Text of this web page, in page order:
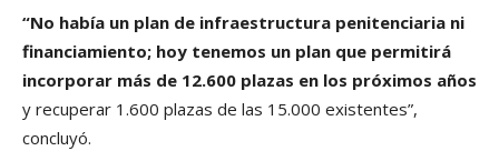
“No había un plan de infraestructura penitenciaria ni
financiamiento; hoy tenemos un plan que permitirá
incorporar más de 12.600 plazas en los próximos años
y recuperar 1.600 plazas de las 15.000 existentes”,
concluyó.